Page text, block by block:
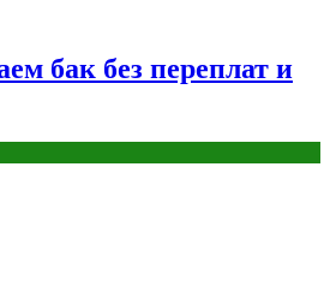
бак без переплат и